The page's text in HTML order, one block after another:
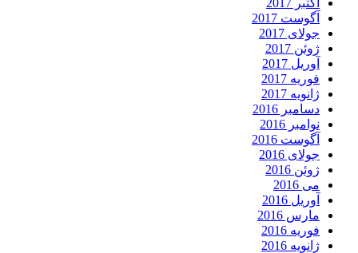
آگوست 2017
جولای 2017
ژوئن 2017
آوریل 2017
فوریه 2017
ژانویه 2017
دسامبر 2016
نوامبر 2016
آگوست 2016
جولای 2016
ژوئن 2016
می 2016
آوریل 2016
مارس 2016
فوریه 2016
ژانویه 2016